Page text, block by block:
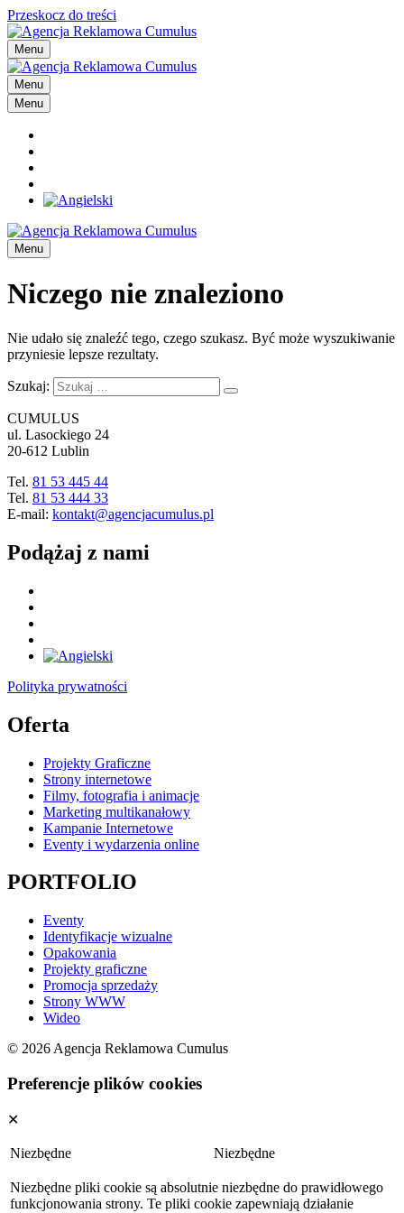
Przeskocz do treści
Menu
Menu
Menu
Menu
Niczego nie znaleziono
Nie udało się znaleźć tego, czego szukasz. Być może wyszukiwanie
przyniesie lepsze rezultaty.
Szukaj:
CUMULUS
ul. Lasockiego 24
20-612 Lublin
Tel. 81 53 445 44
Tel. 81 53 444 33
E-mail: kontakt@agencjacumulus.pl
Podążaj z nami
Polityka prywatności
Oferta
Projekty Graficzne
Strony internetowe
Filmy, fotografia i animacje
Marketing multikanałowy
Kampanie Internetowe
Eventy i wydarzenia online
PORTFOLIO
Eventy
Identyfikacje wizualne
Opakowania
Projekty graficzne
Promocja sprzedaży
Strony WWW
Wideo
© 2026 Agencja Reklamowa Cumulus
Preferencje plików cookies
✕
Niezbędne Niezbędne
Niezbędne pliki cookie są absolutnie niezbędne do prawidłowego
funkcjonowania strony. Te pliki cookie zapewniają działanie